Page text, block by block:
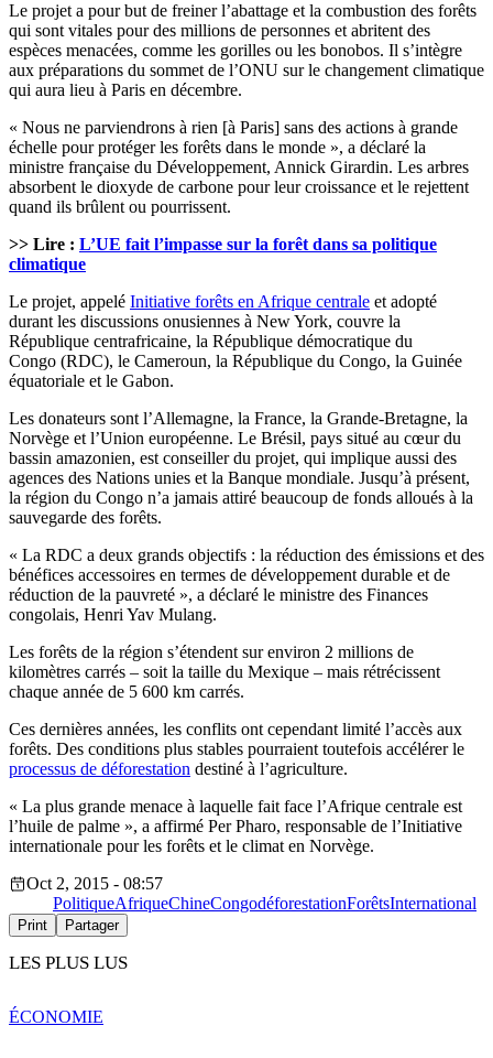
Le projet a pour but de freiner l’abattage et la combustion des forêts
qui sont vitales pour des millions de personnes et abritent des
espèces menacées, comme les gorilles ou les bonobos. Il s’intègre
aux préparations du sommet de l’ONU sur le changement climatique
qui aura lieu à Paris en décembre.
« Nous ne parviendrons à rien [à Paris] sans des actions à grande
échelle pour protéger les forêts dans le monde », a déclaré la
ministre française du Développement, Annick Girardin. Les arbres
absorbent le dioxyde de carbone pour leur croissance et le rejettent
quand ils brûlent ou pourrissent.
>> Lire : L’UE fait l’impasse sur la forêt dans sa politique
climatique
Le projet, appelé Initiative forêts en Afrique centrale et adopté
durant les discussions onusiennes à New York, couvre la
République centrafricaine, la République démocratique du
Congo (RDC), le Cameroun, la République du Congo, la Guinée
équatoriale et le Gabon.
Les donateurs sont l’Allemagne, la France, la Grande-Bretagne, la
Norvège et l’Union européenne. Le Brésil, pays situé au cœur du
bassin amazonien, est conseiller du projet, qui implique aussi des
agences des Nations unies et la Banque mondiale. Jusqu’à présent,
la région du Congo n’a jamais attiré beaucoup de fonds alloués à la
sauvegarde des forêts.
« La RDC a deux grands objectifs : la réduction des émissions et des
bénéfices accessoires en termes de développement durable et de
réduction de la pauvreté », a déclaré le ministre des Finances
congolais, Henri Yav Mulang.
Les forêts de la région s’étendent sur environ 2 millions de
kilomètres carrés – soit la taille du Mexique – mais rétrécissent
chaque année de 5 600 km carrés.
Ces dernières années, les conflits ont cependant limité l’accès aux
forêts. Des conditions plus stables pourraient toutefois accélérer le
processus de déforestation destiné à l’agriculture.
« La plus grande menace à laquelle fait face l’Afrique centrale est
l’huile de palme », a affirmé Per Pharo, responsable de l’Initiative
internationale pour les forêts et le climat en Norvège.
Oct 2, 2015 - 08:57
PolitiqueAfriqueChineCongodéforestationForêtsInternational
Print Partager
LES PLUS LUS
ÉCONOMIE